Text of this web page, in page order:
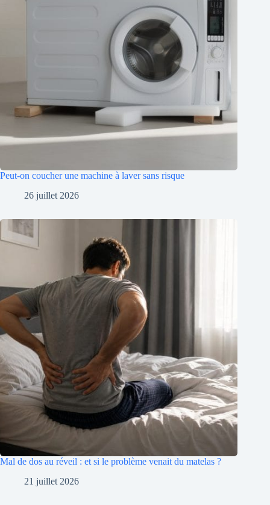
Peut-on coucher une machine à laver sans risque
26 juillet 2026
Mal de dos au réveil : et si le problème venait du matelas ?
21 juillet 2026